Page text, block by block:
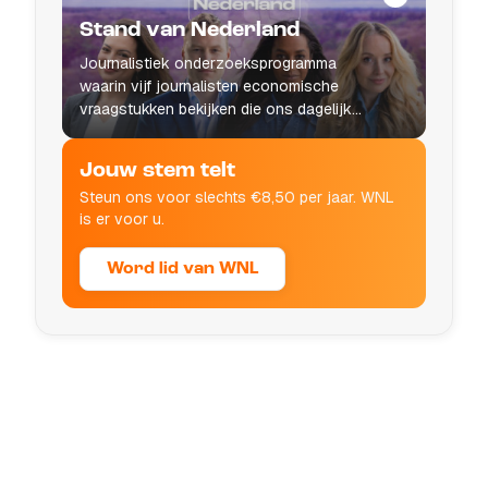
Stand van Nederland
Journalistiek onderzoeksprogramma
waarin vijf journalisten economische
vraagstukken bekijken die ons dagelijks
leven raken.
Jouw stem telt
Steun ons voor slechts €8,50 per jaar. WNL
is er voor u.
Word lid van WNL